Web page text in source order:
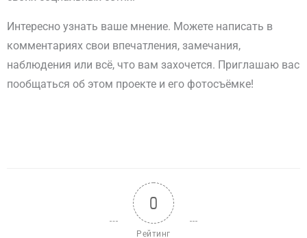
Интересно узнать ваше мнение. Можете написать в
комментариях свои впечатления, замечания,
наблюдения или всё, что вам захочется. Приглашаю вас
пообщаться об этом проекте и его фотосъёмке!
0
Рейтинг